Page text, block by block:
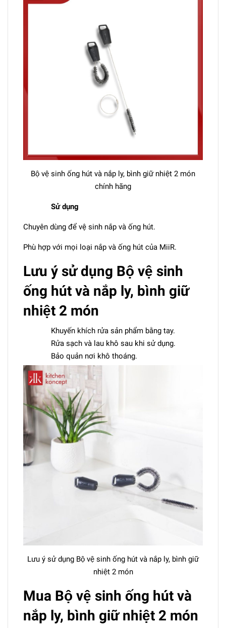
Bộ vệ sinh ống hút và nắp ly, bình giữ nhiệt 2 món
chính hãng
Sử dụng
Chuyên dùng để vệ sinh nắp và ống hút.
Phù hợp với mọi loại nắp và ống hút của MiiR.
Lưu ý sử dụng Bộ vệ sinh
ống hút và nắp ly, bình giữ
nhiệt 2 món
Khuyến khích rửa sản phẩm bằng tay.
Rửa sạch và lau khô sau khi sử dụng.
Bảo quản nơi khô thoáng.
Lưu ý sử dụng Bộ vệ sinh ống hút và nắp ly, bình giữ
nhiệt 2 món
Mua Bộ vệ sinh ống hút và
nắp ly, bình giữ nhiệt 2 món